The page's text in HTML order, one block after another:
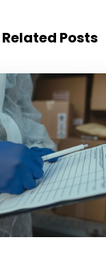
Related Posts